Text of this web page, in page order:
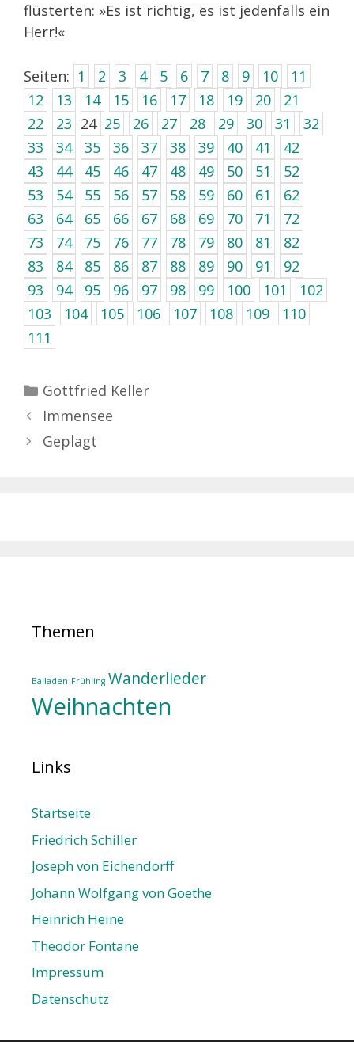
flüsterten: »Es ist richtig, es ist jedenfalls ein
Herr!«
Seiten: 1 2 3 4 5 6 7 8 9 10
11
12
13 14 15 16 17 18 19 20
21
22
23 24 25 26 27 28 29 30 31
32
33
34 35 36 37 38 39 40 41
42
43
44 45 46 47 48 49 50 51
52
53
54 55 56 57 58 59 60 61
62
63
64 65 66 67 68 69 70 71
72
73
74 75 76 77 78 79 80 81
82
83
84 85 86 87 88 89 90 91
92
93
94 95 96 97 98 99 100 101
102
103
104 105 106 107 108 109
110
111
Kategorien
Gottfried Keller
Immensee
Geplagt
Themen
Balladen Frühling Wanderlieder
Weihnachten
Links
Startseite
Friedrich Schiller
Joseph von Eichendorff
Johann Wolfgang von Goethe
Heinrich Heine
Theodor Fontane
Impressum
Datenschutz­